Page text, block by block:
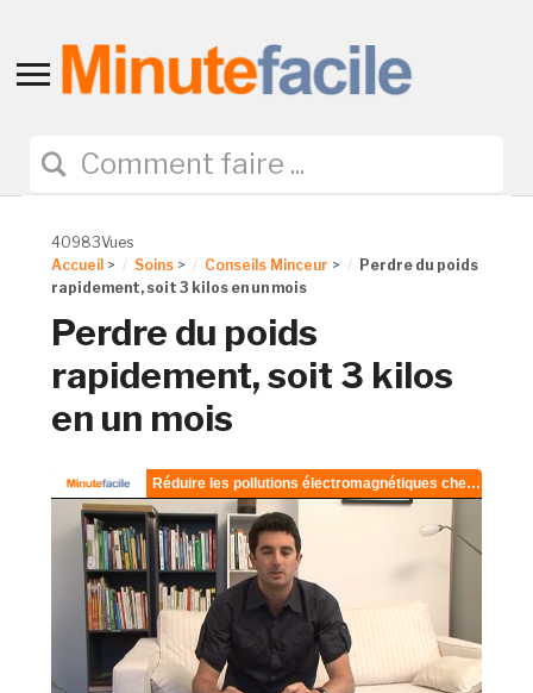
Toggle
navigation
40983Vues
Accueil > Soins > Conseils Minceur >
Perdre du poids
rapidement, soit 3 kilos en un mois
Perdre du poids
rapidement, soit 3 kilos
en un mois